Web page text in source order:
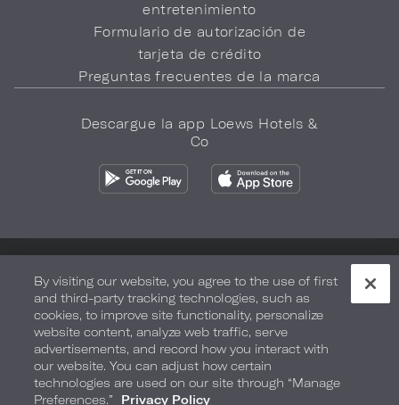
entretenimiento
Formulario de autorización de
tarjeta de crédito
Preguntas frecuentes de la marca
Descargue la app Loews Hotels &
Co
Seguridad y bienestar Términos de Uso Accesibilidad
Mapa del sitio Sus opciones de privacidad
DERECHOS DE AUTOR 2026.LOEWS HOTELS & CO
By visiting our website, you agree to the use of first
and third-party tracking technologies, such as
cookies, to improve site functionality, personalize
website content, analyze web traffic, serve
advertisements, and record how you interact with
our website. You can adjust how certain
technologies are used on our site through “Manage
Preferences.”
Privacy Policy